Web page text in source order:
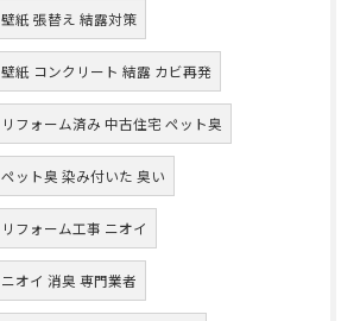
壁紙 張替え 結露対策
壁紙 コンクリート 結露 カビ再発
リフォーム済み 中古住宅 ペット臭
ペット臭 染み付いた 臭い
リフォーム工事 ニオイ
ニオイ 消臭 専門業者